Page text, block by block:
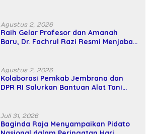
Agustus 2, 2026
Raih Gelar Profesor dan Amanah
Baru, Dr. Fachrul Razi Resmi Menjabat
Agustus 2, 2026
Kolaborasi Pemkab Jembrana dan
DPR RI Salurkan Bantuan Alat Tani
Juli 31, 2026
Baginda Raja Menyampaikan Pidato